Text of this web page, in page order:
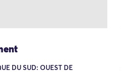
DU SUD: OUEST DE